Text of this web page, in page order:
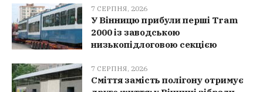
7 СЕРПНЯ, 2026
У Вінницю прибули перші Tram
2000 із заводською
низькопідлоговою секцією
7 СЕРПНЯ, 2026
Сміття замість полігону отримує